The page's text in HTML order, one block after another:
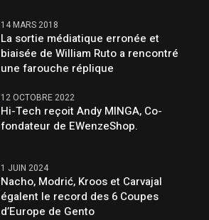
14 MARS 2018
La sortie médiatique erronée et
biaisée de William Ruto a rencontré
une farouche réplique
12 OCTOBRE 2022
Hi-Tech reçoit Andy MINGA, Co-
fondateur de EWenzeShop.
1 JUIN 2024
Nacho, Modrić, Kroos et Carvajal
égalent le record des 6 Coupes
d’Europe de Gento